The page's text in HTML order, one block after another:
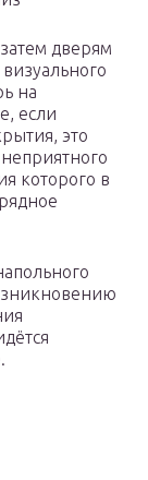
дверям
на
если
это
которого в